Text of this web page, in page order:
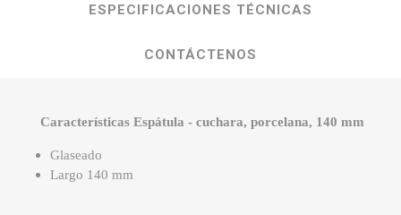
ESPECIFICACIONES TÉCNICAS
CONTÁCTENOS
Características Espátula - cuchara, porcelana, 140 mm
Glaseado
Largo 140 mm